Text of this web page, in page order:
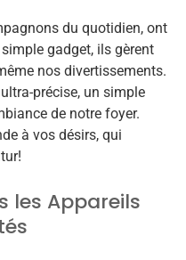
du quotidien, ont
gadget, ils gèrent
nos divertissements.
précise, un simple
de notre foyer.
à vos désirs, qui
les Appareils